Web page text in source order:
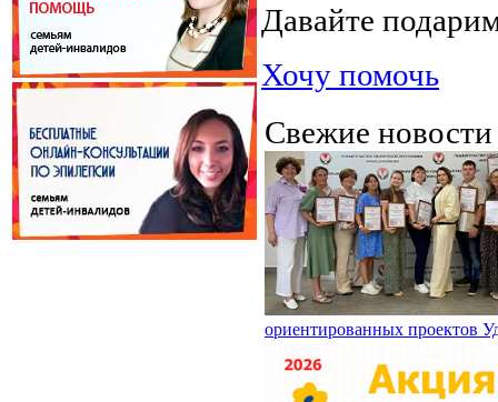
Давайте
Хочу помочь
Свежие
ориентированных проектов